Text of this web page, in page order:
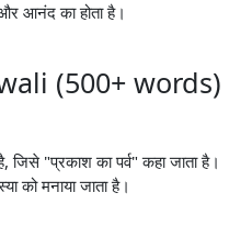
आनंद का होता है।
(500+ words)
जिसे "प्रकाश का पर्व" कहा जाता है।
को मनाया जाता है।